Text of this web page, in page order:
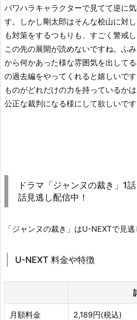
パワハラキャラクターで見てて逆に
す。しかし剛太郎はそんな桧山に対
も対策をするつもりも、すごく警戒
この先の展開が読めないですね。ふ
から何かあった様な雰囲気を出して
の過去編をやってくれると嬉しいで
ものがどれだけの力を持っているかは
公正な裁判になる様にして欲しいです
ドラマ「ジャンヌの裁き」1
話見逃し配信中！
「ジャンヌの裁き」はU-NEXTで見逃
U-NEXT 料金や特徴
月額料金 2,189円(税込)